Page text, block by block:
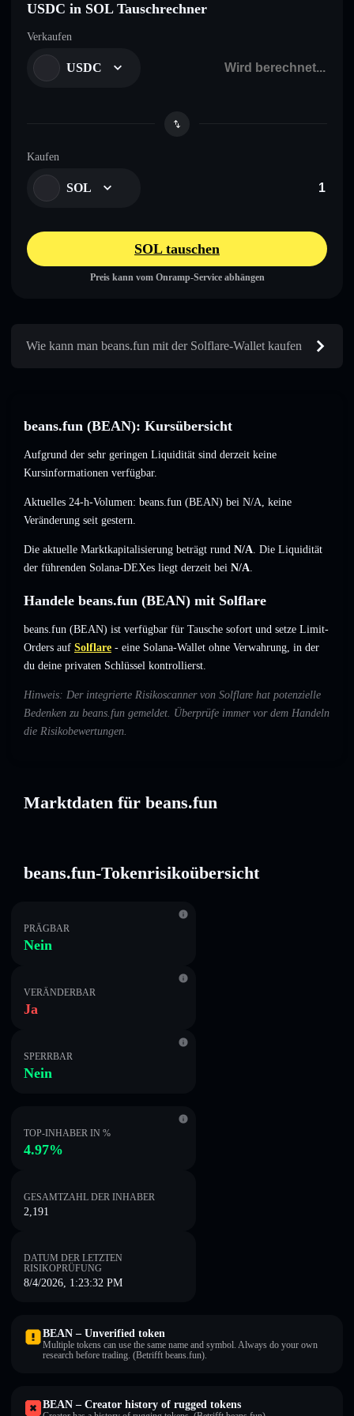
USDC in SOL Tauschrechner
Verkaufen
USDC
Kaufen
SOL
SOL tauschen
Preis kann vom Onramp-Service abhängen
Wie kann man beans.fun mit der Solflare-Wallet kaufen
beans.fun (BEAN): Kursübersicht
Aufgrund der sehr geringen Liquidität sind derzeit keine
Kursinformationen verfügbar.
Aktuelles 24-h-Volumen: beans.fun (BEAN) bei N/A, keine
Veränderung seit gestern.
Die aktuelle Marktkapitalisierung beträgt rund N/A. Die Liquidität
der führenden Solana-DEXes liegt derzeit bei N/A.
Handele beans.fun (BEAN) mit Solflare
beans.fun (BEAN) ist verfügbar für Tausche sofort und setze Limit-
Orders auf Solflare - eine Solana-Wallet ohne Verwahrung, in der
du deine privaten Schlüssel kontrollierst.
Hinweis: Der integrierte Risikoscanner von Solflare hat potenzielle
Bedenken zu beans.fun gemeldet. Überprüfe immer vor dem Handeln
die Risikobewertungen.
Marktdaten für beans.fun
beans.fun-Tokenrisikoübersicht
PRÄGBAR
Nein
VERÄNDERBAR
Ja
SPERRBAR
Nein
TOP-INHABER IN %
4.97%
GESAMTZAHL DER INHABER
2,191
DATUM DER LETZTEN
RISIKOPRÜFUNG
8/4/2026, 1:23:32 PM
BEAN – Unverified token
Multiple tokens can use the same name and symbol. Always do your own
research before trading. (Betrifft beans.fun).
BEAN – Creator history of rugged tokens